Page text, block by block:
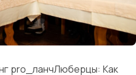
pro_ланчЛюберцы: Как